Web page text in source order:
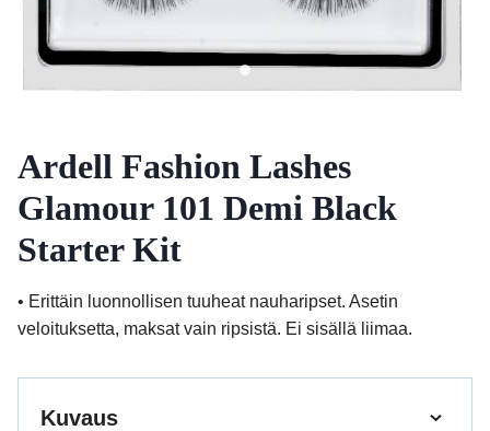
Ardell Fashion Lashes
Glamour 101 Demi Black
Starter Kit
• Erittäin luonnollisen tuuheat nauharipset. Asetin
veloituksetta, maksat vain ripsistä. Ei sisällä liimaa.
Kuvaus